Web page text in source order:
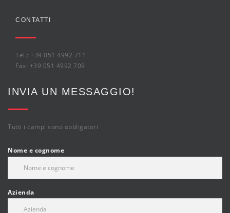
CONTATTI
Tel.: +39 051 4992 711
Fax: +39 051 4992 709
INVIA UN MESSAGGIO!
Tutti i campi sono obbligatori
Nome e cognome
Azienda